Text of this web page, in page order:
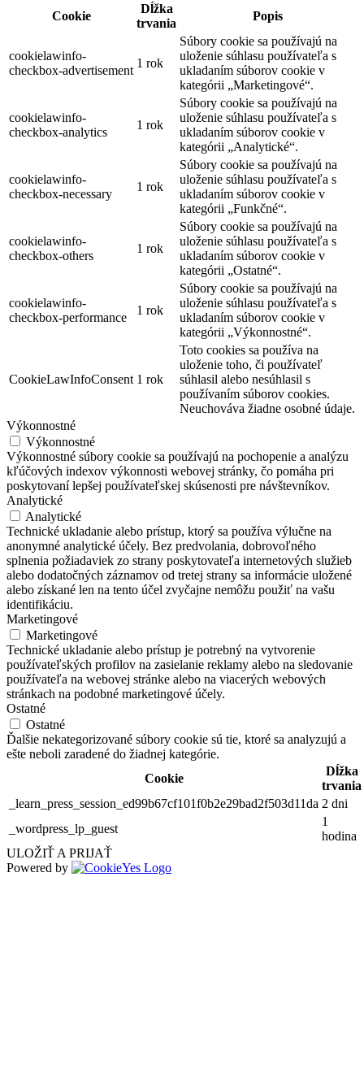
Cookie
Dĺžka
trvania
Popis
cookielawinfo-
checkbox-advertisement
1 rok
Súbory cookie sa používajú na
uloženie súhlasu používateľa s
ukladaním súborov cookie v
kategórii „Marketingové“.
cookielawinfo-
checkbox-analytics
1 rok
Súbory cookie sa používajú na
uloženie súhlasu používateľa s
ukladaním súborov cookie v
kategórii „Analytické“.
cookielawinfo-
checkbox-necessary
1 rok
Súbory cookie sa používajú na
uloženie súhlasu používateľa s
ukladaním súborov cookie v
kategórii „Funkčné“.
cookielawinfo-
checkbox-others
1 rok
Súbory cookie sa používajú na
uloženie súhlasu používateľa s
ukladaním súborov cookie v
kategórii „Ostatné“.
cookielawinfo-
checkbox-performance
1 rok
Súbory cookie sa používajú na
uloženie súhlasu používateľa s
ukladaním súborov cookie v
kategórii „Výkonnostné“.
CookieLawInfoConsent 1 rok
Toto cookies sa používa na
uloženie toho, či používateľ
súhlasil alebo nesúhlasil s
používaním súborov cookies.
Neuchováva žiadne osobné údaje.
Výkonnostné
Výkonnostné
Výkonnostné súbory cookie sa používajú na pochopenie a analýzu
kľúčových indexov výkonnosti webovej stránky, čo pomáha pri
poskytovaní lepšej používateľskej skúsenosti pre návštevníkov.
Analytické
Analytické
Technické ukladanie alebo prístup, ktorý sa používa výlučne na
anonymné analytické účely. Bez predvolania, dobrovoľného
splnenia požiadaviek zo strany poskytovateľa internetových služieb
alebo dodatočných záznamov od tretej strany sa informácie uložené
alebo získané len na tento účel zvyčajne nemôžu použiť na vašu
identifikáciu.
Marketingové
Marketingové
Technické ukladanie alebo prístup je potrebný na vytvorenie
používateľských profilov na zasielanie reklamy alebo na sledovanie
používateľa na webovej stránke alebo na viacerých webových
stránkach na podobné marketingové účely.
Ostatné
Ostatné
Ďalšie nekategorizované súbory cookie sú tie, ktoré sa analyzujú a
ešte neboli zaradené do žiadnej kategórie.
Cookie
Dĺžka
trvania
_learn_press_session_ed99b67cf101f0b2e29bad2f503d11da 2 dni
_wordpress_lp_guest
1
hodina
ULOŽIŤ A PRIJAŤ
Powered by